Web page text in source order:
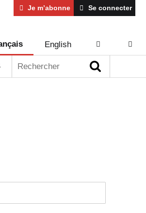
Je m’abonne Se connecter
English AIDE